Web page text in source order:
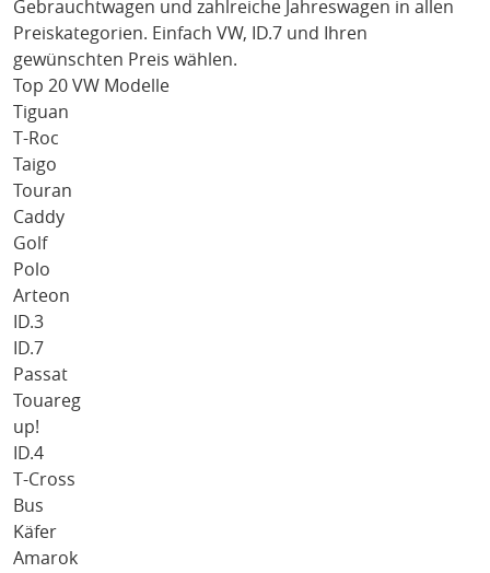
Gebrauchtwagen und zahlreiche Jahreswagen in allen
Preiskategorien. Einfach VW, ID.7 und Ihren
gewünschten Preis wählen.
Top 20 VW Modelle
Tiguan
T-Roc
Taigo
Touran
Caddy
Golf
Polo
Arteon
ID.3
ID.7
Passat
Touareg
up!
ID.4
T-Cross
Bus
Käfer
Amarok